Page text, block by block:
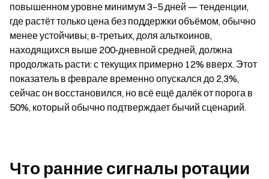
повышенном уровне минимум 3–5 дней — тенденции,
где растёт только цена без поддержки объёмом, обычно
менее устойчивы; в‑третьих, доля альткоинов,
находящихся выше 200‑дневной средней, должна
продолжать расти: с текущих примерно 12% вверх. Этот
показатель в феврале временно опускался до 2,3%,
сейчас он восстановился, но всё ещё далёк от порога в
50%, который обычно подтверждает бычий сценарий.
Что ранние сигналы ротации